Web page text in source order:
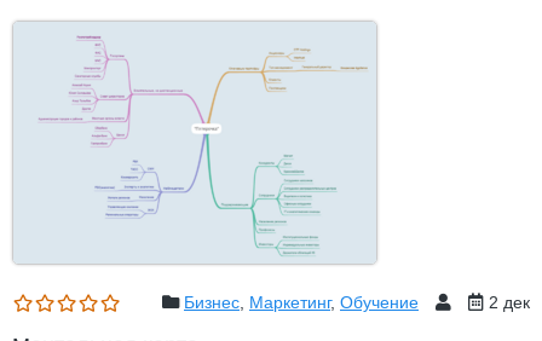
Бизнес Маркетинг, Обучение 2 дек